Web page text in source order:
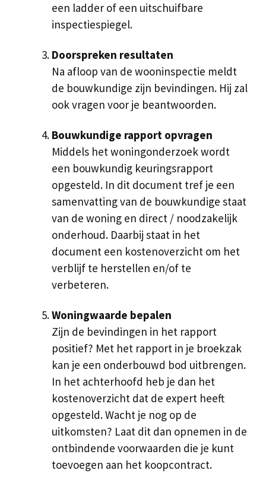
een ladder of een uitschuifbare
inspectiespiegel.
Doorspreken resultaten
Na afloop van de wooninspectie meldt
de bouwkundige zijn bevindingen. Hij zal
ook vragen voor je beantwoorden.
Bouwkundige rapport opvragen
Middels het woningonderzoek wordt
een bouwkundig keuringsrapport
opgesteld. In dit document tref je een
samenvatting van de bouwkundige staat
van de woning en direct / noodzakelijk
onderhoud. Daarbij staat in het
document een kostenoverzicht om het
verblijf te herstellen en/of te
verbeteren.
Woningwaarde bepalen
Zijn de bevindingen in het rapport
positief? Met het rapport in je broekzak
kan je een onderbouwd bod uitbrengen.
In het achterhoofd heb je dan het
kostenoverzicht dat de expert heeft
opgesteld. Wacht je nog op de
uitkomsten? Laat dit dan opnemen in de
ontbindende voorwaarden die je kunt
toevoegen aan het koopcontract.